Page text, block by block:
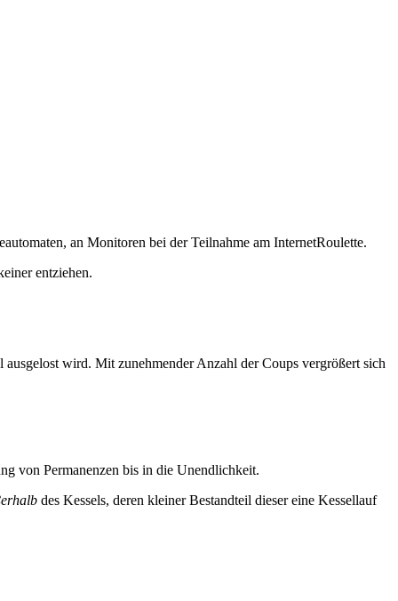
an Monitoren bei der Teilnahme am InternetRoulette.
entziehen.
wird. Mit zunehmender Anzahl der Coups vergrößert sich
von Permanenzen bis in die Unendlichkeit.
des Kessels, deren kleiner Bestandteil dieser eine Kessellauf